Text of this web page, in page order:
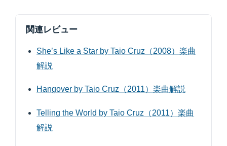
関連レビュー
She’s Like a Star by Taio Cruz（2008）楽曲
解説
Hangover by Taio Cruz（2011）楽曲解説
Telling the World by Taio Cruz（2011）楽曲
解説